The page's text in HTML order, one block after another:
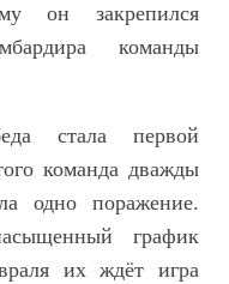
он закрепился
команды
стала первой
команда дважды
одно поражение.
график
их ждёт игра